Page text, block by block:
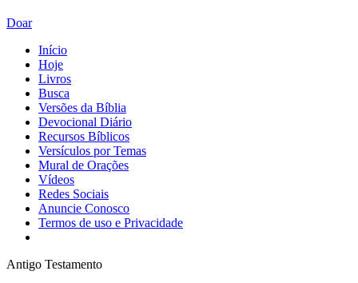
Doar
Início
Hoje
Livros
Busca
Versões da Bíblia
Devocional Diário
Recursos Bíblicos
Versículos por Temas
Mural de Orações
Vídeos
Redes Sociais
Anuncie Conosco
Termos de uso e Privacidade
Antigo Testamento